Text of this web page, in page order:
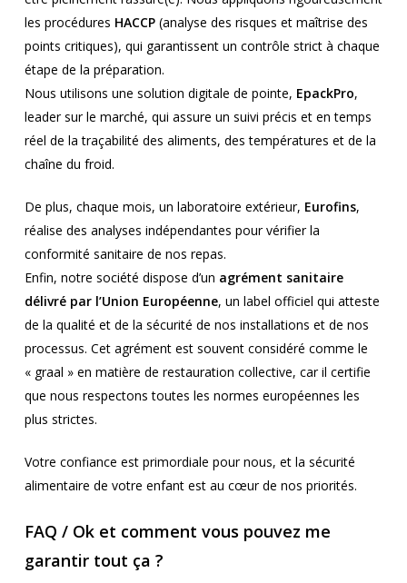
les procédures HACCP(analyse des risques et maîtrise des
points critiques), qui garantissent un contrôle strict à chaque
étape de la préparation.
Nous utilisons une solution digitale de pointe, EpackPro,
leader sur le marché, qui assure un suivi précis et en temps
réel de la traçabilité des aliments, des températures et de la
chaîne du froid.
De plus, chaque mois, un laboratoire extérieur, Eurofins,
réalise des analyses indépendantes pour vérifier la
conformité sanitaire de nos repas.
Enfin, notre société dispose d’un agrément sanitaire
délivré par l’Union Européenne, un label officiel qui atteste
de la qualité et de la sécurité de nos installations et de nos
processus. Cet agrément est souvent considéré comme le
« graal » en matière de restauration collective, car il certifie
que nous respectons toutes les normes européennes les
plus strictes.
Votre confiance est primordiale pour nous, et la sécurité
alimentaire de votre enfant est au cœur de nos priorités.
FAQ / Ok et comment vous pouvez me
garantir tout ça ?